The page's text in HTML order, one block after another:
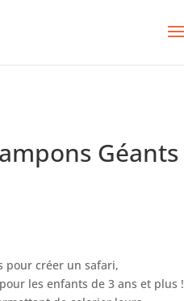
Géants
pour créer un safari,
les enfants de 3 ans et plus !